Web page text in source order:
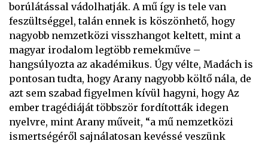
borúlátással vádolhatják. A mű így is tele van
feszültséggel, talán ennek is köszönhető, hogy
nagyobb nemzetközi visszhangot keltett, mint a
magyar irodalom legtöbb remekműve –
hangsúlyozta az akadémikus. Úgy vélte, Madách is
pontosan tudta, hogy Arany nagyobb költő nála, de
azt sem szabad figyelmen kívül hagyni, hogy Az
ember tragédiáját többször fordították idegen
nyelvre, mint Arany műveit, “a mű nemzetközi
ismertségéről sajnálatosan kevéssé veszünk